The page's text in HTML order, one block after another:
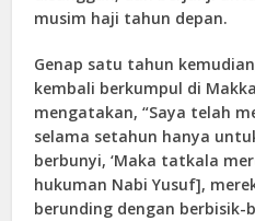
musim haji tahun depan.
Genap satu tahun
kembali berkumpul di
mengatakan, “Saya telah
selama setahun hanya
berbunyi, ‘Maka tatkala
hukuman Nabi Yusuf],
berunding dengan berbisik-